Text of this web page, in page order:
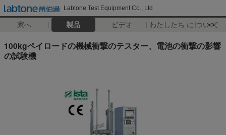
Labtone Test Equipment Co., Ltd
家へ 製品 ビデオ わたしたち に つい て
>>
100kgペイロードの機械衝撃のテスター、電池の衝撃の影響
の試験機